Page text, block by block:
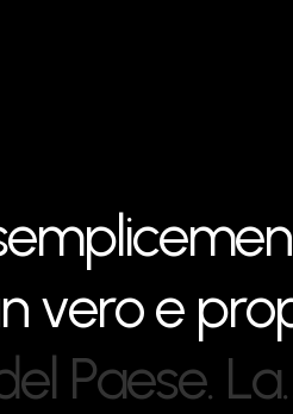
emplicemen
nveroe pro
el Paese. La